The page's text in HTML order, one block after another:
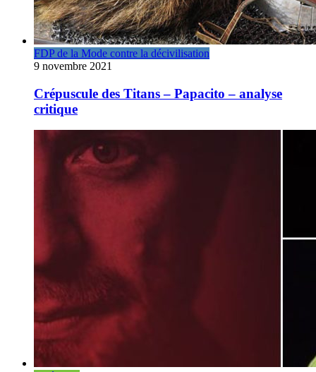
FDP de la Mode contre la décivilisation
9 novembre 2021
Crépuscule des Titans – Papacito – analyse
critique